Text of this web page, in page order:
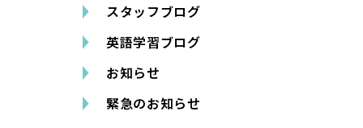
スタッフブログ
英語学習ブログ
お知らせ
緊急のお知らせ